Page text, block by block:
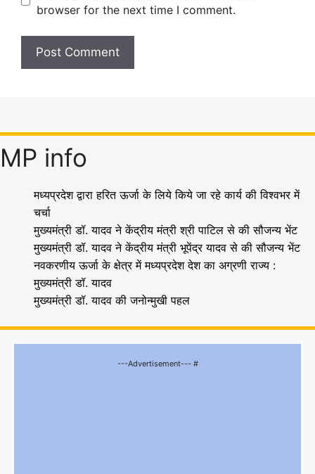
browser for the next time I comment.
MP info
मध्यप्रदेश द्वारा हरित ऊर्जा के लिये किये जा रहे कार्य की विश्वभर में
चर्चा
मुख्यमंत्री डॉ. यादव ने केंद्रीय मंत्री श्री पाटिल से की सौजन्य भेंट
मुख्यमंत्री डॉ. यादव ने केंद्रीय मंत्री भूपेंद्र यादव से की सौजन्य भेंट
नवकरणीय ऊर्जा के क्षेत्र में मध्यप्रदेश देश का अग्रणी राज्य :
मुख्यमंत्री डॉ. यादव
मुख्यमंत्री डॉ. यादव की जनोन्मुखी पहल
---Advertisement--- #